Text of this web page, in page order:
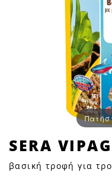
SERA
VIPAGRAN
|
SERA
βασική τροφή για